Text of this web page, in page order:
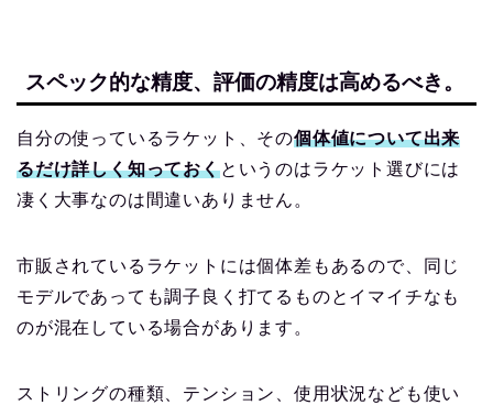
スペック的な精度、評価の精度は高めるべき。
自分の使っているラケット、その個体値について出来
るだけ詳しく知っておくというのはラケット選びには
凄く大事なのは間違いありません。
市販されているラケットには個体差もあるので、同じ
モデルであっても調子良く打てるものとイマイチなも
のが混在している場合があります。
ストリングの種類、テンション、使用状況なども使い